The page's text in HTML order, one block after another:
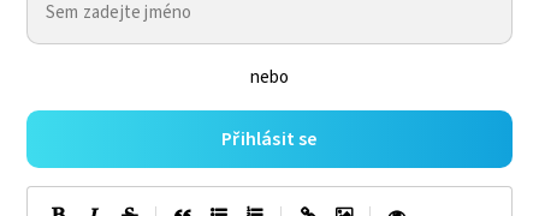
nebo
Přihlásit se